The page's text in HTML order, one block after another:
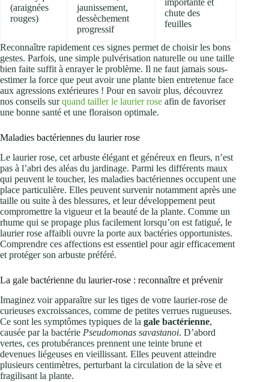
(araignées
rouges)
jaunissement,
dessèchement
progressif
importante et
chute des
feuilles
Reconnaître rapidement ces signes permet de choisir les bons
gestes. Parfois, une simple pulvérisation naturelle ou une taille
bien faite suffit à enrayer le problème. Il ne faut jamais sous-
estimer la force que peut avoir une plante bien entretenue face
aux agressions extérieures ! Pour en savoir plus, découvrez
nos conseils surquand tailler le laurier rose afin de favoriser
une bonne santé et une floraison optimale.
Maladies bactériennes du laurier rose
Le laurier rose, cet arbuste élégant et généreux en fleurs, n’est
pas à l’abri des aléas du jardinage. Parmi les différents maux
qui peuvent le toucher, les maladies bactériennes occupent une
place particulière. Elles peuvent survenir notamment après une
taille ou suite à des blessures, et leur développement peut
compromettre la vigueur et la beauté de la plante. Comme un
rhume qui se propage plus facilement lorsqu’on est fatigué, le
laurier rose affaibli ouvre la porte aux bactéries opportunistes.
Comprendre ces affections est essentiel pour agir efficacement
et protéger son arbuste préféré.
La gale bactérienne du laurier-rose : reconnaître et prévenir
Imaginez voir apparaître sur les tiges de votre laurier-rose de
curieuses excroissances, comme de petites verrues rugueuses.
Ce sont les symptômes typiques de la gale bactérienne,
causée par la bactérie Pseudomonas savastanoi. D’abord
vertes, ces protubérances prennent une teinte brune et
devenues liégeuses en vieillissant. Elles peuvent atteindre
plusieurs centimètres, perturbant la circulation de la sève et
fragilisant la plante.